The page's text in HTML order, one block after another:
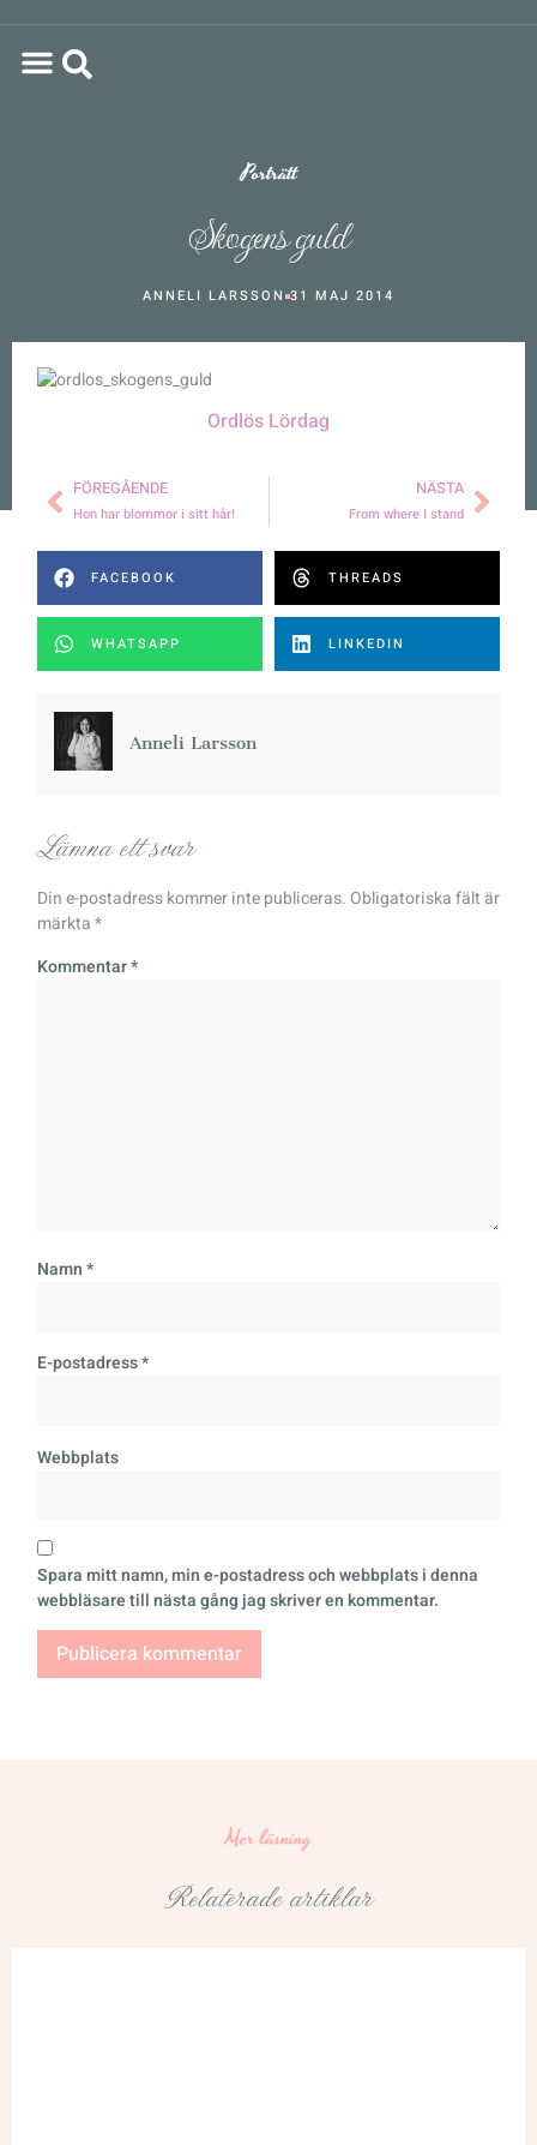
Porträtt
Skogens guld
ANNELI LARSSON 31 MAJ 2014
Ordlös Lördag
FÖREGÅENDE
Hon har blommor i sitt hår!
NÄSTA
From where I stand
FACEBOOK THREADS
WHATSAPP LINKEDIN
Anneli Larsson
Lämna ett svar
Din e-postadress kommer inte publiceras. Obligatoriska fält är
märkta*
Kommentar*
Namn*
E-postadress*
Webbplats
Spara mitt namn, min e-postadress och webbplats i denna
webbläsare till nästa gång jag skriver en kommentar.
Mer läsning
Relaterade artiklar